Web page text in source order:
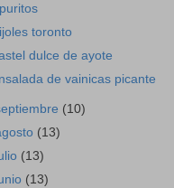
toronto
dulce de ayote
de vainicas picante
(10)
(13)
(13)
(13)